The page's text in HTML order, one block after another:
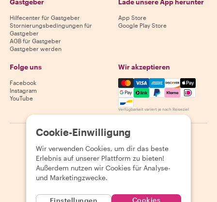
Hilfecenter für Gastgeber
Stornierungsbedingungen für
Gastgeber
AGB für Gastgeber
Gastgeber werden
App Store
Google Play Store
Folge uns
Facebook
Instagram
YouTube
Wir akzeptieren
Mastercard, Visa, Amex,
Verfügbarkeit variiert je nach Reiseziel
Datenschutzerklärung
Seitenübersicht
Cookie-Einwilligung
Wir verwenden Cookies, um dir das beste
Erlebnis auf unserer Plattform zu bieten!
Außerdem nutzen wir Cookies für Analyse-
und Marketingzwecke.
Einstellungen Cookies